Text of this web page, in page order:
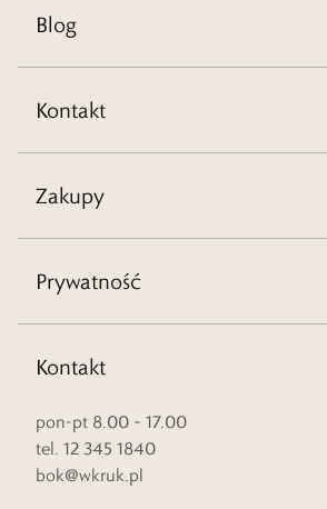
Blog
Kontakt
Zakupy
Prywatność
Kontakt
pon-pt 8.00 – 17.00
tel. 12 345 1840
bok@wkruk.pl